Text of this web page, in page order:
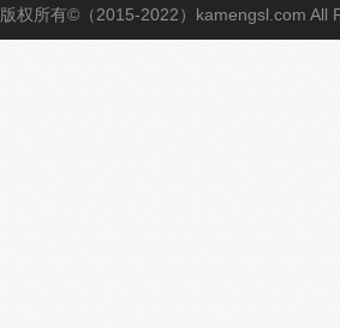
版权所有©（2015-2022）kamengsl.com All